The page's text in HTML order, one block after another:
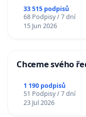
33 515 podpisů
68 Podpisy / 7 dní
15 Jun 2026
Chceme svého
1 190 podpisů
51 Podpisy / 7 dní
23 Jul 2026